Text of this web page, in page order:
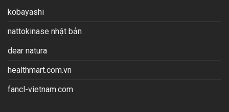
kobayashi
nattokinase nhật bản
dear natura
healthmart.com.vn
fancl-vietnam.com